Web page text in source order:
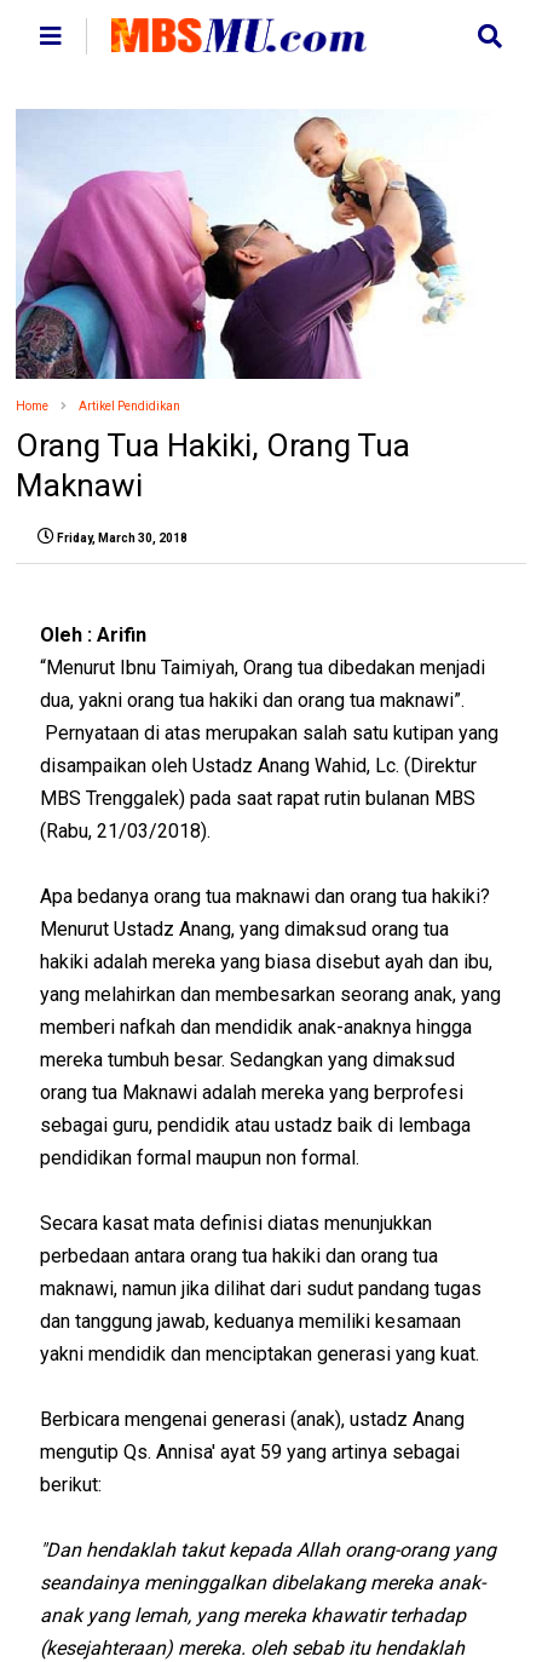
Home Artikel Pendidikan
Orang Tua Hakiki, Orang Tua
Maknawi
Friday, March 30, 2018
Oleh : Arifin
“Menurut Ibnu Taimiyah, Orang tua dibedakan menjadi
dua, yakni orang tua hakiki dan orang tua maknawi”.
Pernyataan di atas merupakan salah satu kutipan yang
disampaikan oleh Ustadz Anang Wahid, Lc. (Direktur
MBS Trenggalek) pada saat rapat rutin bulanan MBS
(Rabu, 21/03/2018).
Apa bedanya orang tua maknawi dan orang tua hakiki?
Menurut Ustadz Anang, yang dimaksud orang tua
hakiki adalah mereka yang biasa disebut ayah dan ibu,
yang melahirkan dan membesarkan seorang anak, yang
memberi nafkah dan mendidik anak-anaknya hingga
mereka tumbuh besar. Sedangkan yang dimaksud
orang tua Maknawi adalah mereka yang berprofesi
sebagai guru, pendidik atau ustadz baik di lembaga
pendidikan formal maupun non formal.
Secara kasat mata definisi diatas menunjukkan
perbedaan antara orang tua hakiki dan orang tua
maknawi, namun jika dilihat dari sudut pandang tugas
dan tanggung jawab, keduanya memiliki kesamaan
yakni mendidik dan menciptakan generasi yang kuat.
Berbicara mengenai generasi (anak), ustadz Anang
mengutip Qs. Annisa' ayat 59 yang artinya sebagai
berikut:
"Dan hendaklah takut kepada Allah orang-orang yang
seandainya meninggalkan dibelakang mereka anak-
anak yang lemah, yang mereka khawatir terhadap
(kesejahteraan) mereka. oleh sebab itu hendaklah